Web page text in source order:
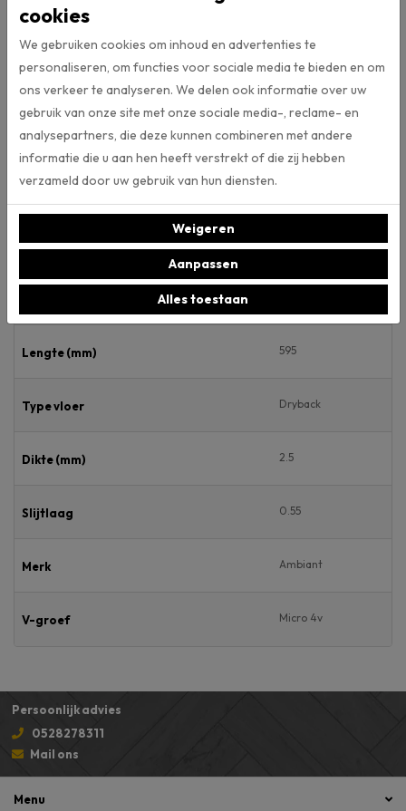
vloerenmerk Ambiant. Met de Artificial Intelligence tool van Ambiant
kunt u deze pvc-vloer ook in eigen ruimte bekijken. Dit door een foto
te maken van uw eigen ruimte, deze te uploaden en de gewenste
Ambiant ook in onze webshop bekijken.
Specificaties
Artikelnummer
Lengte (mm) 595
Type vloer Dryback
Dikte (mm) 2.5
Slijtlaag 0.55
Merk Ambiant
V-groef Micro 4v
Persoonlijk advies
0528278311
Mail ons
Menu
cookies
We gebruiken cookies om inhoud en advertenties te
personaliseren, om functies voor sociale media te bieden en om
ons verkeer te analyseren. We delen ook informatie over uw
gebruik van onze site met onze sociale media-, reclame- en
analysepartners, die deze kunnen combineren met andere
informatie die u aan hen heeft verstrekt of die zij hebben
verzameld door uw gebruik van hun diensten.
Weigeren
Aanpassen
Alles toestaan